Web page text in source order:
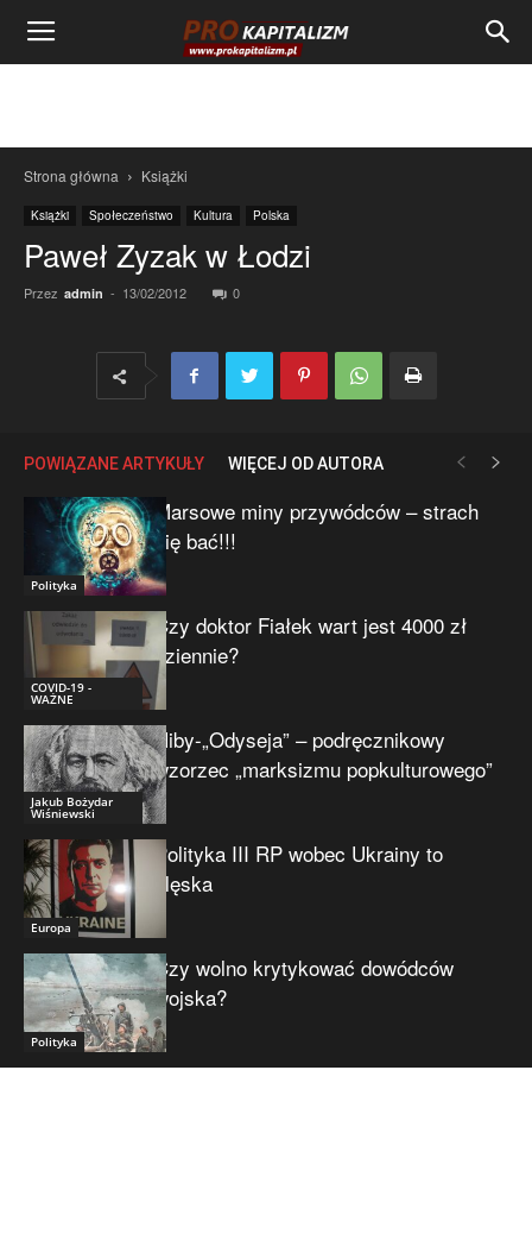
Strona główna Książki
Książki Społeczeństwo Kultura Polska
Paweł Zyzak w Łodzi
Przez admin - 13/02/2012 0
POWIĄZANE ARTYKUŁY WIĘCEJ OD AUTORA
Polityka
Marsowe miny przywódców – strach
się bać!!!
COVID-19 -
WAŻNE
Czy doktor Fiałek wart jest 4000 zł
dziennie?
Jakub Bożydar
Wiśniewski
Niby-„Odyseja” – podręcznikowy
wzorzec „marksizmu popkulturowego”
Europa
Polityka III RP wobec Ukrainy to
klęska
Polityka
Czy wolno krytykować dowódców
wojska?